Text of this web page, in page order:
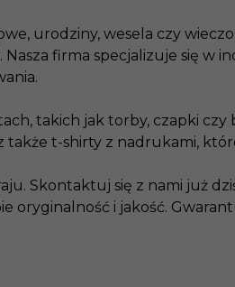
urodziny, wesela czy
firma specjalizuje się w
takich jak torby, czapki czy
t-shirty z nadrukami,
Skontaktuj się z nami już
oryginalność i jakość.